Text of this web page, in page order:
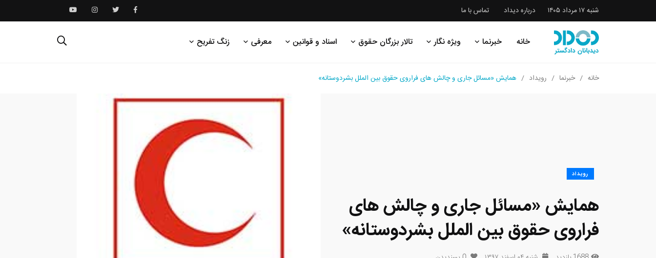
شنبه ۱۷ مرداد ۱۴۰۵ درباره دیداد تماس با ما
خانه خبرنما ویژه نگار تالار بزرگان حقوق اسناد و قوانین معرفی زنگ تفریح
خانه خبرنما رویداد همایش «مسائل جاری و چالش های فراروی حقوق بین الملل بشردوستانه»
رویداد
همایش «مسائل جاری و چالش های
فراروی حقوق بین الملل بشردوستانه»